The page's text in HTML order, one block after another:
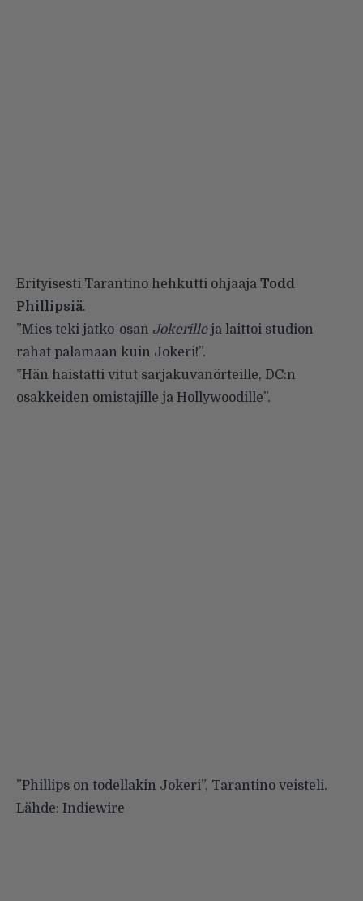
Erityisesti Tarantino hehkutti ohjaaja Todd
Phillipsiä.
”Mies teki jatko-osan Jokerilleja laittoi studion
rahat palamaan kuin Jokeri!”.
”Hän haistatti vitut sarjakuvanörteille, DC:n
osakkeiden omistajille ja Hollywoodille”.
”Phillips on todellakin Jokeri”, Tarantino veisteli.
Lähde: Indiewire